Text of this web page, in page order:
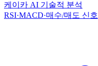
케이카 AI 기술적 분석
RSI·MACD·매수/매도 신호